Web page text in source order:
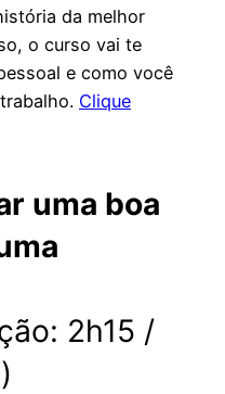
da melhor
o curso vai te
e como você
Clique
uma boa
2h15 /